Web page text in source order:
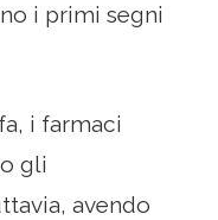
i primi segni
i farmaci
gli
avendo